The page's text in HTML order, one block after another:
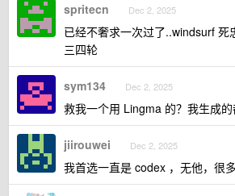
spritecn Dec 2, 2025
已经不奢求一次过了..windsurf
三四轮
sym134 Dec 2, 2025
救我一个用 Lingma 的？我生成
jiirouwei Dec 2, 2025
我首选一直是 codex ，无他，很